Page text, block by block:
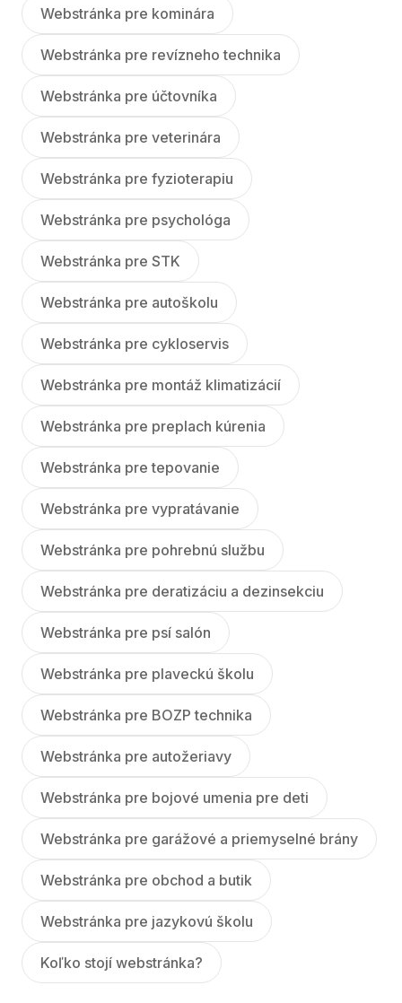
Webstránka pre kominára
Webstránka pre revízneho technika
Webstránka pre účtovníka
Webstránka pre veterinára
Webstránka pre fyzioterapiu
Webstránka pre psychológa
Webstránka pre STK
Webstránka pre autoškolu
Webstránka pre cykloservis
Webstránka pre montáž klimatizácií
Webstránka pre preplach kúrenia
Webstránka pre tepovanie
Webstránka pre vypratávanie
Webstránka pre pohrebnú službu
Webstránka pre deratizáciu a dezinsekciu
Webstránka pre psí salón
Webstránka pre plaveckú školu
Webstránka pre BOZP technika
Webstránka pre autožeriavy
Webstránka pre bojové umenia pre deti
Webstránka pre garážové a priemyselné brány
Webstránka pre obchod a butik
Webstránka pre jazykovú školu
Koľko stojí webstránka?